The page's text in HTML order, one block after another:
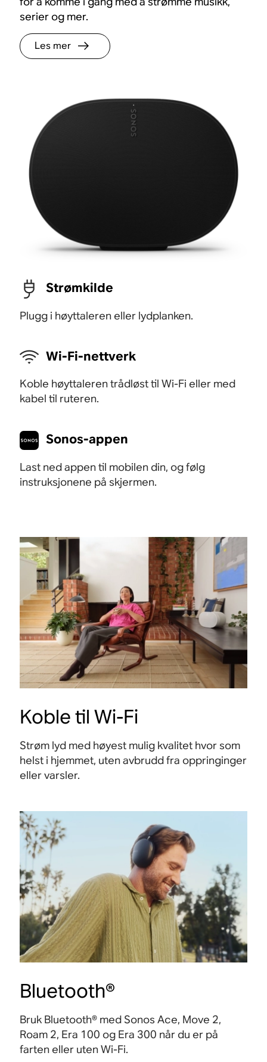
serier og mer.
Les mer
Strømkilde
Plugg i høyttaleren eller lydplanken.
Wi-Fi-nettverk
Koble høyttaleren trådløst til Wi-Fi eller med
kabel til ruteren.
Sonos-appen
Last ned appen til mobilen din, og følg
instruksjonene på skjermen.
Koble til Wi-Fi
Strøm lyd med høyest mulig kvalitet hvor som
helst i hjemmet, uten avbrudd fra oppringinger
eller varsler.
Bluetooth®
Bruk Bluetooth® med Sonos Ace, Move 2,
Roam 2, Era 100 og Era 300 når du er på
farten eller uten Wi-Fi.